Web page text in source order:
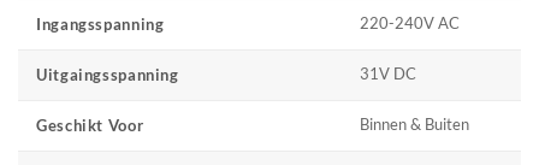
Ingangsspanning 220-240V AC
Uitgaingsspanning 31V DC
Geschikt Voor Binnen & Buiten